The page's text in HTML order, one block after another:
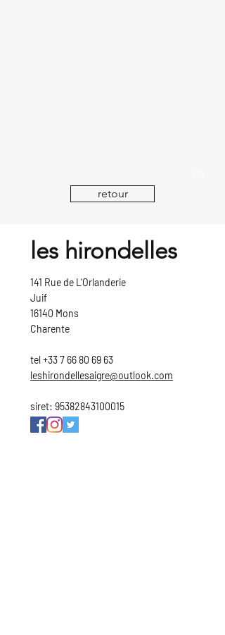
retour
les hirondelles
141 Rue de L'Orlanderie
Juif
16140 Mons
Charente
tel+33 7 66 80 69 63
leshirondellesaigre@outlook.com
​​siret: 95382843100015